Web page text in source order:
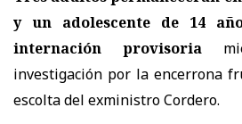
y un adolescente de 14
internación provisoria
investigación por la encerrona
escolta del exministro Cordero.